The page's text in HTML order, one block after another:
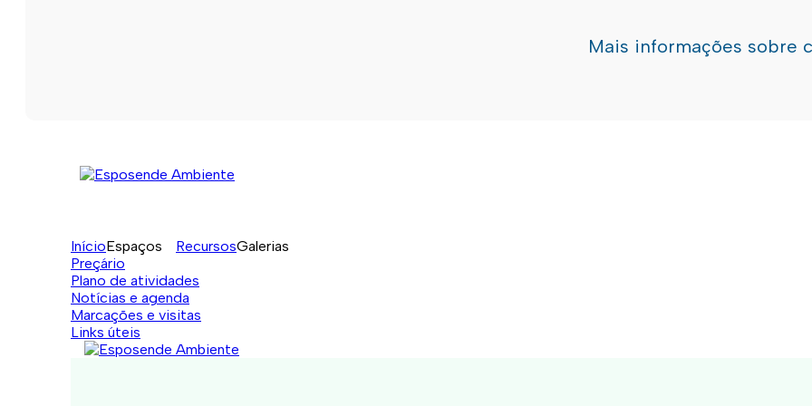
Mais informações sobre
InícioEspaços RecursosGalerias
Preçário
Plano de atividades
Notícias e agenda
Marcações e visitas
Links úteis